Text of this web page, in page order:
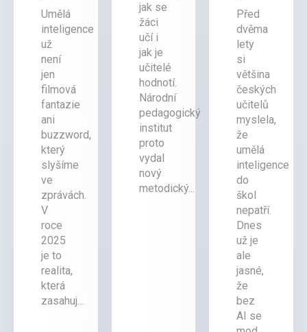
Umělá
inteligence
už
není
jen
filmová
fantazie
ani
buzzword,
který
slyšíme
ve
zprávách.
V
roce
2025
je to
realita,
která
zasahuj...
jak se
žáci
učí i
jak je
učitelé
hodnotí.
Národní
pedagogický
institut
proto
vydal
nový
metodický...
Před
dvěma
lety
si
většina
českých
učitelů
myslela,
že
umělá
inteligence
do
škol
nepatří.
Dnes
už je
ale
jasné,
že
bez
AI se